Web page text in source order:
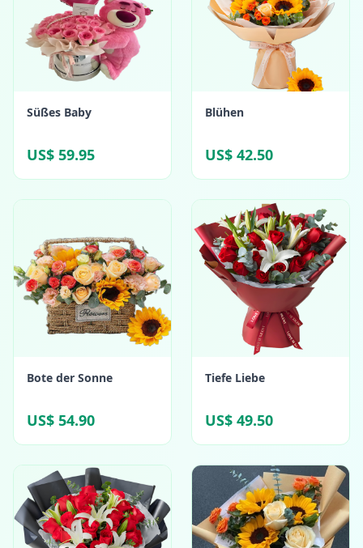
Süßes Baby
US$ 59.95
Blühen
US$ 42.50
Bote der Sonne
US$ 54.90
Tiefe Liebe
US$ 49.50